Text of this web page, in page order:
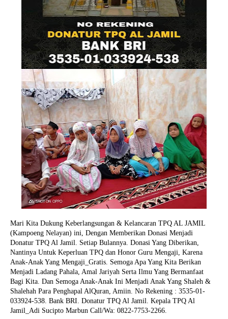
Mari Kita Dukung Keberlangsungan & Kelancaran TPQ AL JAMIL
(Kampoeng Nelayan) ini, Dengan Memberikan Donasi Menjadi
Donatur TPQ Al Jamil. Setiap Bulannya. Donasi Yang Diberikan,
Nantinya Untuk Keperluan TPQ dan Honor Guru Mengaji, Karena
Anak-Anak Yang Mengaji_Gratis. Semoga Apa Yang Kita Berikan
Menjadi Ladang Pahala, Amal Jariyah Serta Ilmu Yang Bermanfaat
Bagi Kita. Dan Semoga Anak-Anak Ini Menjadi Anak Yang Shaleh &
Shalehah Para Penghapal AlQuran, Amiin. No Rekening : 3535-01-
033924-538. Bank BRI. Donatur TPQ Al Jamil. Kepala TPQ Al
Jamil_Adi Sucipto Marbun Call/Wa: 0822-7753-2266.